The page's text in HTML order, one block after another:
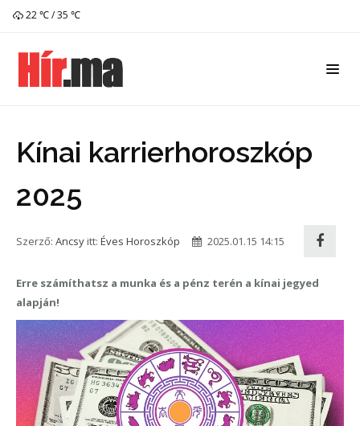
22 ℃ / 35 ℃
Kínai karrierhoroszkóp
2025
Szerző: Ancsy itt: Éves Horoszkóp 2025.01.15 14:15
Erre számíthatsz a munka és a pénz terén a kínai jegyed
alapján!